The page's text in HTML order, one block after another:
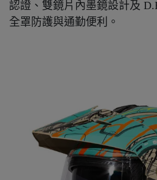
認證、雙鏡片內墨鏡設計及
全罩防護與通勤便利。